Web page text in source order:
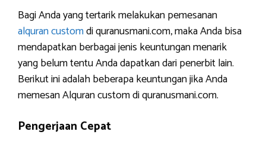
Bagi Anda yang tertarik melakukan pemesanan
alquran customdi quranusmani.com, maka Anda bisa
mendapatkan berbagai jenis keuntungan menarik
yang belum tentu Anda dapatkan dari penerbit lain.
Berikut ini adalah beberapa keuntungan jika Anda
memesan Alquran custom di quranusmani.com.
Pengerjaan Cepat